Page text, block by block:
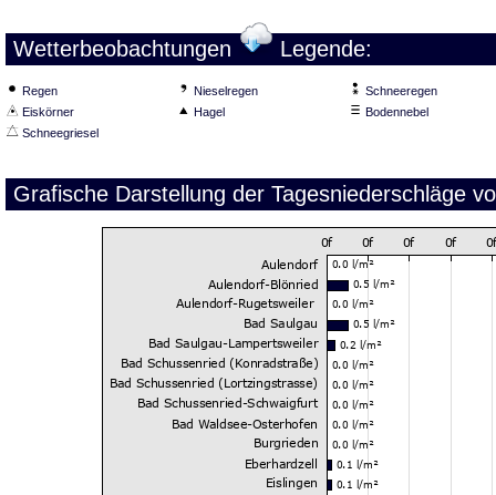
Wetterbeobachtungen Legende:
Regen Nieselregen
Schneeregen
Eiskörner
Hagel
Bodennebel
Schneegriesel
Grafische Darstellung der Tagesniederschläge